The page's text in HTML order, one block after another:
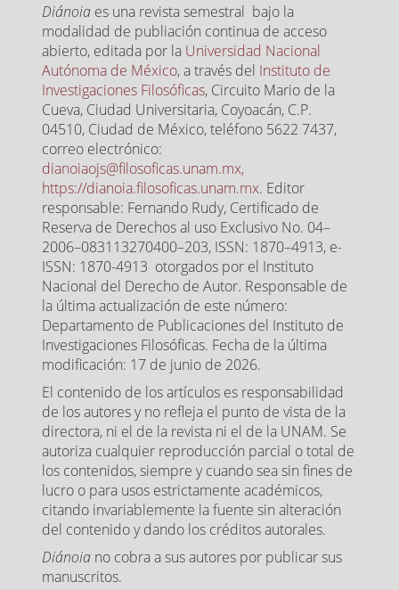
Diánoia es una revista semestral bajo la
modalidad de publiación continua de acceso
abierto, editada por la Universidad Nacional
Autónoma de México, a través del Instituto de
Investigaciones Filosóficas, Circuito Mario de la
Cueva, Ciudad Universitaria, Coyoacán, C.P.
04510, Ciudad de México, teléfono 5622 7437,
correo electrónico:
dianoiaojs@filosoficas.unam.mx,
https://dianoia.filosoficas.unam.mx. Editor
responsable: Fernando Rudy, Certificado de
Reserva de Derechos al uso Exclusivo No. 04–
2006–083113270400–203, ISSN: 1870–4913, e-
ISSN: 1870-4913 otorgados por el Instituto
Nacional del Derecho de Autor. Responsable de
la última actualización de este número:
Departamento de Publicaciones del Instituto de
Investigaciones Filosóficas. Fecha de la última
modificación: 17 de junio de 2026.
El contenido de los artículos es responsabilidad
de los autores y no refleja el punto de vista de la
directora, ni el de la revista ni el de la UNAM. Se
autoriza cualquier reproducción parcial o total de
los contenidos, siempre y cuando sea sin fines de
lucro o para usos estrictamente académicos,
citando invariablemente la fuente sin alteración
del contenido y dando los créditos autorales.
Diánoia no cobra a sus autores por publicar sus
manuscritos.